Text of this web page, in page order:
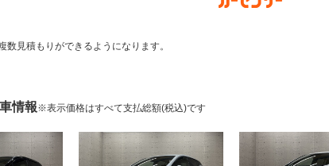
数見積もりができるようになります。
情報※表示価格はすべて支払総額(税込)です